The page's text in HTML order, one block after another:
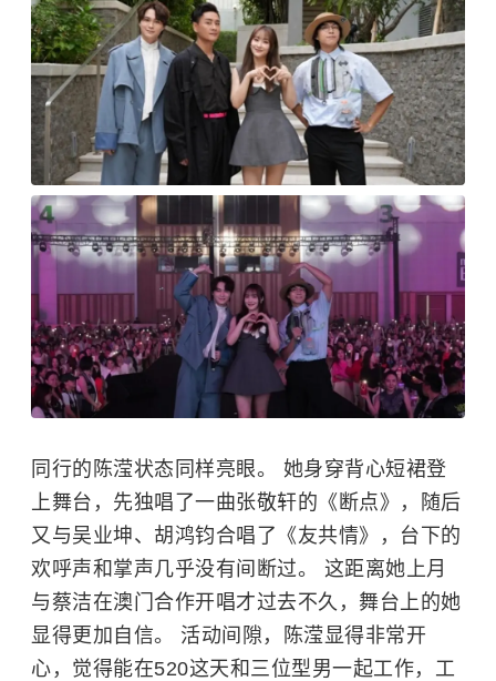
同行的陈滢状态同样亮眼。 她身穿背心短裙登
上舞台，先独唱了一曲张敬轩的《断点》，随后
又与吴业坤、 胡鸿钧合唱了《友共情》，台下的
欢呼声和掌声几乎没有间断过。 这距离她上月
与蔡洁在澳门合作开唱才过去不久，舞台上的她
显得更加自信。 活动间隙，陈滢显得非常开
心，觉得能在520这天和三位型男一起工作，工